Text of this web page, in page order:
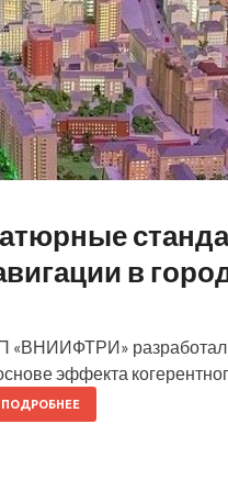
в
«ВНИИФТРИ»
эффекта
ПОДРОБНЕЕ